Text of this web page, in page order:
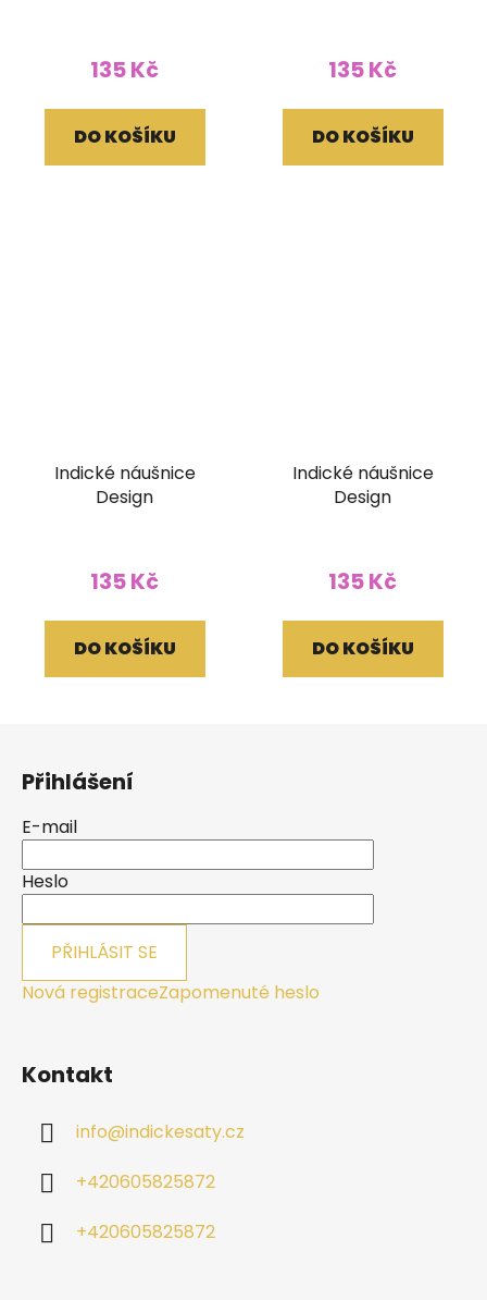
135 Kč
DO KOŠÍKU
135 Kč
DO KOŠÍKU
Indické náušnice
Design
135 Kč
DO KOŠÍKU
Indické náušnice
Design
135 Kč
DO KOŠÍKU
Přihlášení
E-mail
Heslo
PŘIHLÁSIT SE
Nová registraceZapomenuté heslo
Kontakt
info@indickesaty.cz
+420605825872
+420605825872